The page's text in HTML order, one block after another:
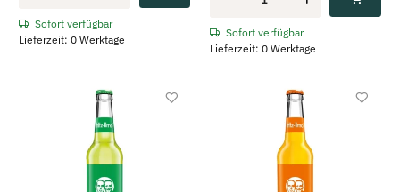
Sofort verfügbar
Lieferzeit: 0 Werktage
Sofort verfügbar
Lieferzeit: 0 Werktage